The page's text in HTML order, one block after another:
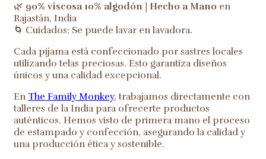
🌿 90% viscosa 10% algodón | Hecho a Mano en
Rajastán, India
🌀 Cuidados: Se puede lavar en lavadora.
Cada pijama está confeccionado por sastres locales
utilizando telas preciosas. Esto garantiza diseños
únicos y una calidad excepcional.
En The Family Monkey, trabajamos directamente con
talleres de la India para ofrecerte productos
auténticos. Hemos visto de primera mano el proceso
de estampado y confección, asegurando la calidad y
una producción ética y sostenible.